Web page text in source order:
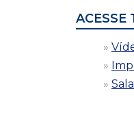
ACESSE